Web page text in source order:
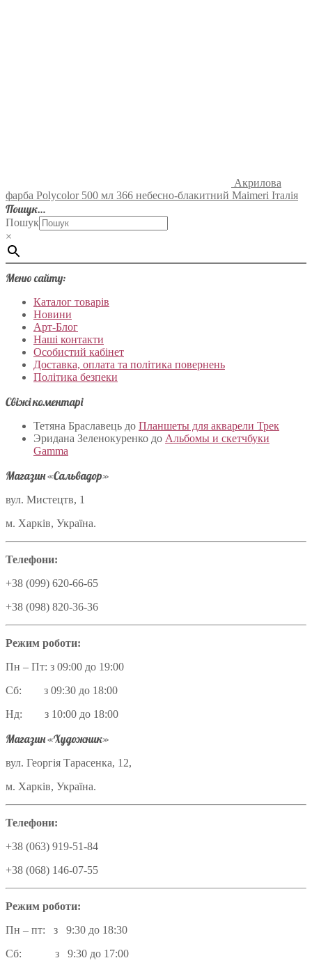
Акрилова
фарба Polycolor 500 мл 366 небесно-блакитний Maimeri Італія
Пошук…
Пошук
×
Меню сайту:
Каталог товарів
Новини
Арт-Блог
Наші контакти
Особистий кабінет
Доставка, оплата та політика повернень
Політика безпеки
Свіжі коментарі
Тетяна Браславець до Планшеты для акварели Трек
Эридана Зеленокуренко до Альбомы и скетчбуки
Gamma
Магазин «Сальвадор»
вул. Мистецтв, 1
м. Харків, Україна.
Телефони:
+38 (099) 620-66-65
+38 (098) 820-36-36
Режим роботи:
Пн – Пт: з 09:00 до 19:00
Сб: з 09:30 до 18:00
Нд: з 10:00 до 18:00
Магазин «Художник»
вул. Георгія Тарасенка, 12,
м. Харків, Україна.
Телефони:
+38 (063) 919-51-84
+38 (068) 146-07-55
Режим роботи:
Пн – пт: з 9:30 до 18:30
Сб: з 9:30 до 17:00